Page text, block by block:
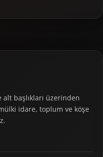
başlıkları üzerinden
idare, toplum ve köşe